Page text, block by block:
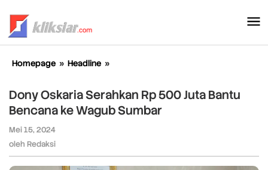
konten
Homepage » Headline »
Serahkan
Rp
500
ke
Dony Oskaria Serahkan Rp 500 Juta Bantu
Bencana ke Wagub Sumbar
Mei 15, 2024
oleh Redaksi